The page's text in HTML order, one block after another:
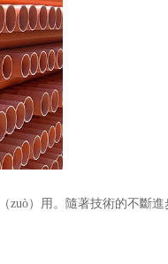
zuò）用。隨著技術的不斷